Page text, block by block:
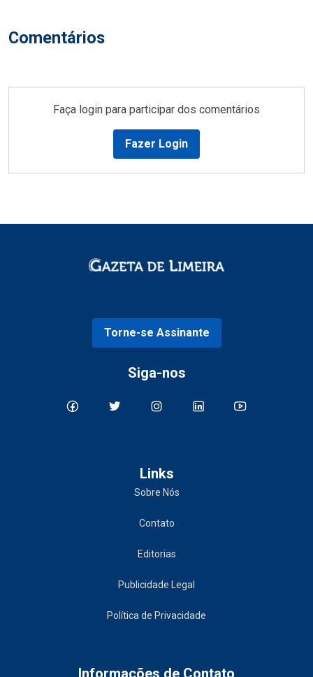
Comentários
Faça login para participar dos comentários
Fazer Login
Torne-se Assinante
Siga-nos
Links
Sobre Nós
Contato
Editorias
Publicidade Legal
Política de Privacidade
Informações de Contato